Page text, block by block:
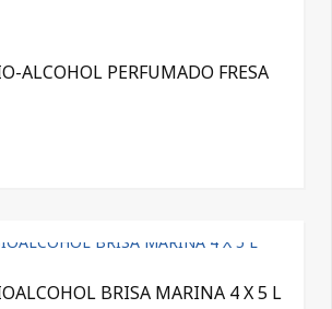
ALCOHOL PERFUMADO FRESA
BRISA MARINA 4 X 5 L